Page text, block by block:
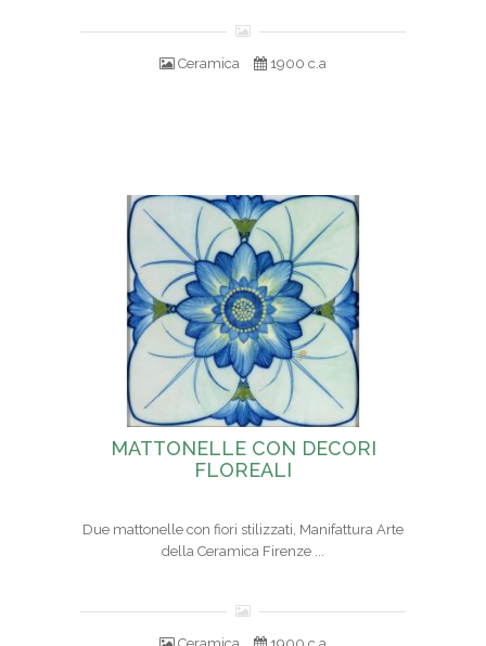
Ceramica 1900 c.a
MATTONELLE CON DECORI
FLOREALI
Due mattonelle con fiori stilizzati, Manifattura Arte
della Ceramica Firenze ...